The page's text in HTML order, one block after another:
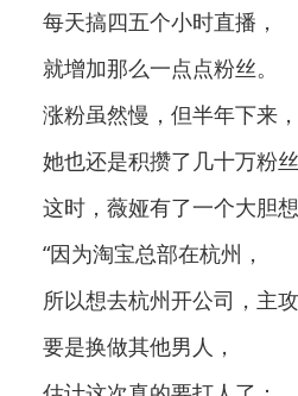
每天搞四五个小时直播，
就增加那么一点点粉丝。
涨粉虽然慢，但半年下来，
她也还是积攒了几十万粉丝
这时，薇娅有了一个大胆想
“因为淘宝总部在杭州，
所以想去杭州开公司，主
要是换做其他男人，